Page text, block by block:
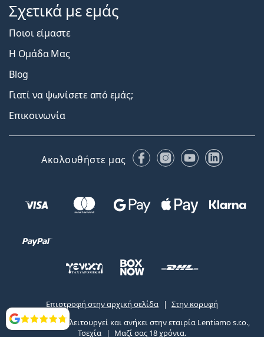
Αξιολογήσεις
Σχετικά με εμάς
Ποιοι είμαστε
Η Ομάδα Μας
Blog
Γιατί να ψωνίσετε από εμάς;
Επικοινωνία
Ακολουθήστε μας FacebookInstagram
YouTubeLinkedIn
Επιστροφή στην αρχική σελίδα
Στην κορυφή
Το Lentiamo.gr λειτουργεί και ανήκει στην εταιρία Lentiamo s.r.o.,
Τσεχία
Μαζί σας 18 χρόνια.